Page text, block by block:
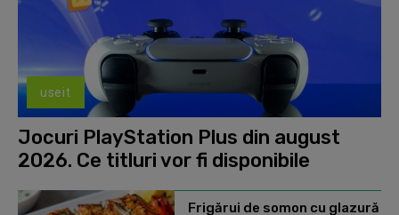
useit
Jocuri PlayStation Plus din august
2026. Ce titluri vor fi disponibile
Frigărui de somon cu glazură